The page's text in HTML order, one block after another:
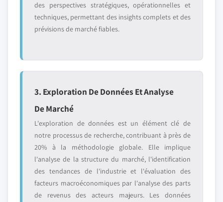
des perspectives stratégiques, opérationnelles et
techniques, permettant des insights complets et des
prévisions de marché fiables.
3. Exploration De Données Et Analyse
De Marché
L'exploration de données est un élément clé de
notre processus de recherche, contribuant à près de
20% à la méthodologie globale. Elle implique
l'analyse de la structure du marché, l'identification
des tendances de l'industrie et l'évaluation des
facteurs macroéconomiques par l'analyse des parts
de revenus des acteurs majeurs. Les données